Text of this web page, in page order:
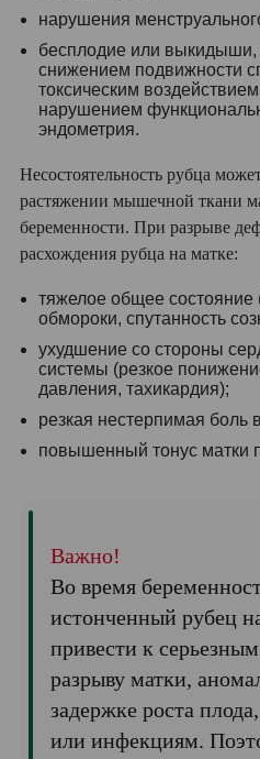
нарушения
бесплодие или
снижением подвижности
токсическим
нарушением
эндометрия.
Несостоятельность рубца
растяжении мышечной ткани
беременности. При разрыве
расхождения рубца на матке:
тяжелое общее состояние
обмороки, спутанность
ухудшение со стороны
системы (резкое
давления, тахикардия);
резкая нестерпимая боль
повышенный тонус матки
Важно!
Во время
истонченный рубец
привести к
разрыву матки,
задержке роста
или инфекциям.